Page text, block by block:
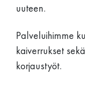
uuteen.
Palveluihimme
kaiverrukset
korjaustyöt.